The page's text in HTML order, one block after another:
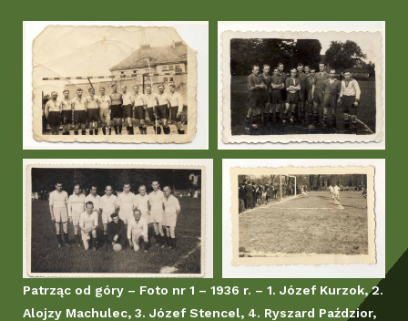
Patrząc od góry – Foto nr 1 – 1936 r. – 1. Józef Kurzok, 2.
Alojzy Machulec, 3. Józef Stencel, 4. Ryszard Paździor,